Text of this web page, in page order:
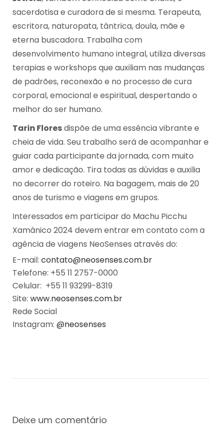
sacerdotisa e curadora de si mesma. Terapeuta,
escritora, naturopata, tântrica, doula, mãe e
eterna buscadora. Trabalha com
desenvolvimento humano integral, utiliza diversas
terapias e workshops que auxiliam nas mudanças
de padrões, reconexão e no processo de cura
corporal, emocional e espiritual, despertando o
melhor do ser humano.
Tarin Floresdispõe de uma essência vibrante e
cheia de vida. Seu trabalho será de acompanhar e
guiar cada participante da jornada, com muito
amor e dedicação. Tira todas as dúvidas e auxilia
no decorrer do roteiro. Na bagagem, mais de 20
anos de turismo e viagens em grupos.
Interessados em participar do Machu Picchu
Xamânico 2024 devem entrar em contato com a
agência de viagens NeoSenses através do:
E-mail: contato@neosenses.com.br
Telefone: +55 11 2757-0000
Celular: +55 11 93299-8319
Site: www.neosenses.com.br
Rede Social
Instagram: @neosenses
Deixe um comentário